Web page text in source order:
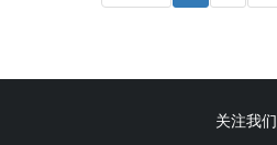
关注我们